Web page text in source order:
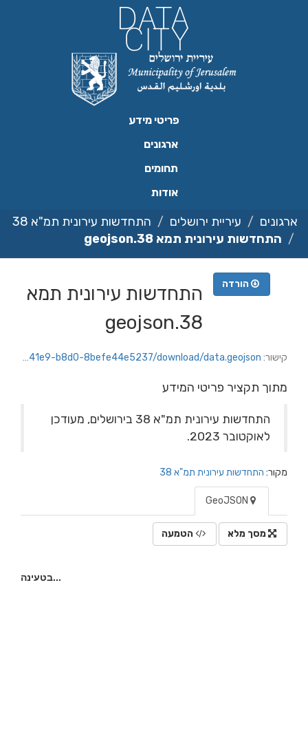
פריטי מידע
ארגונים
תחומים
אודות
ארגונים עיריית ירושלים
התחדשות עירונית תמ"א 38
התחדשות עירונית תמא 38.geojson
הורדה
התחדשות עירונית תמא
38.geojson
קישור: https://jerusalem.datacity.org.il/dataset/a4a4c7bc-346c-4131-ab04-8644cdbeb5d9/resource/5c1a55fc-2cbf-41e9-b8d0-8befe44e5237/download/data.geojson
מתוך תקציר פריטי המידע
התחדשות עירונית תמ"א 38 בירושלים, מעודכן
לאוקטובר 2023.
מקור: התחדשות עירונית תמ"א 38
מסך מלא הטמעה